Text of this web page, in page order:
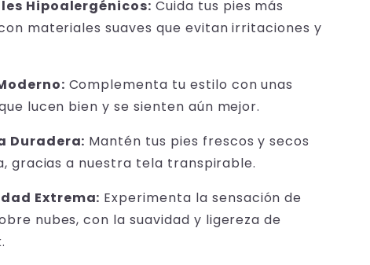
Hipoalergénicos: Cuida tus pies más
materiales suaves que evitan irritaciones y
Complementa tu estilo con unas
lucen bien y se sienten aún mejor.
Duradera: Mantén tus pies frescos y secos
gracias a nuestra tela transpirable.
Extrema: Experimenta la sensación de
nubes, con la suavidad y ligereza de